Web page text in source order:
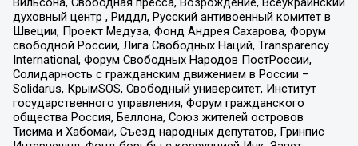
духовный центр , Риддл, Русский антивоенный комитет в
Швеции, Проект Медуза, Фонд Андрея Сахарова, Форум
свободной России, Лига Свободных Наций, Transparеncy
International, Форум Свободных Народов ПостРоссии,
Солидарность с гражданским движением в России –
Solidarus, КрымSOS, Свободный университет, Институт
государственного управления, Форум гражданского
общества Россия, Беллона, Союз жителей островов
Тисима и Хабомаи, Съезд народных депутатов, Гринпис